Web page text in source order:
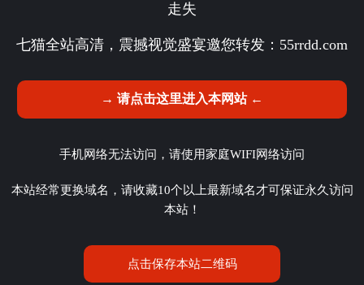
走失
七猫全站高清，震撼视觉盛宴邀您转发： 55rrdd.com
→ 请点击这里进入本网站 ←
手机网络无法访问，请使用家庭WIFI网络访问
本站经常更换域名，请收藏10个以上最新域名才可保证永久访问
本站！
点击保存本站二维码